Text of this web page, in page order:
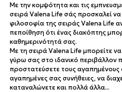
Με την κομψότητα και τις
σειρά Valena Life σάς προσκαλεί
φιλοσοφία της σειράς Valena Life
πεποίθηση ότι ένας διακόπτης
καθημερινότητά σας.
Με τη σειρά Valena Life μπορείτε
γύρω σας στο ιδανικό περιβάλλον
προστατεύσετε τους αγαπημένους
αγαπημένες σας συνήθειες, να
καταναλώνετε και πολλά άλλα...